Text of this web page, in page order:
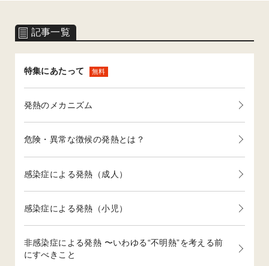
記事一覧
特集にあたって 無料
発熱のメカニズム
危険・異常な徴候の発熱とは？
感染症による発熱（成人）
感染症による発熱（小児）
非感染症による発熱 〜いわゆる“不明熱”を考える前
にすべきこと